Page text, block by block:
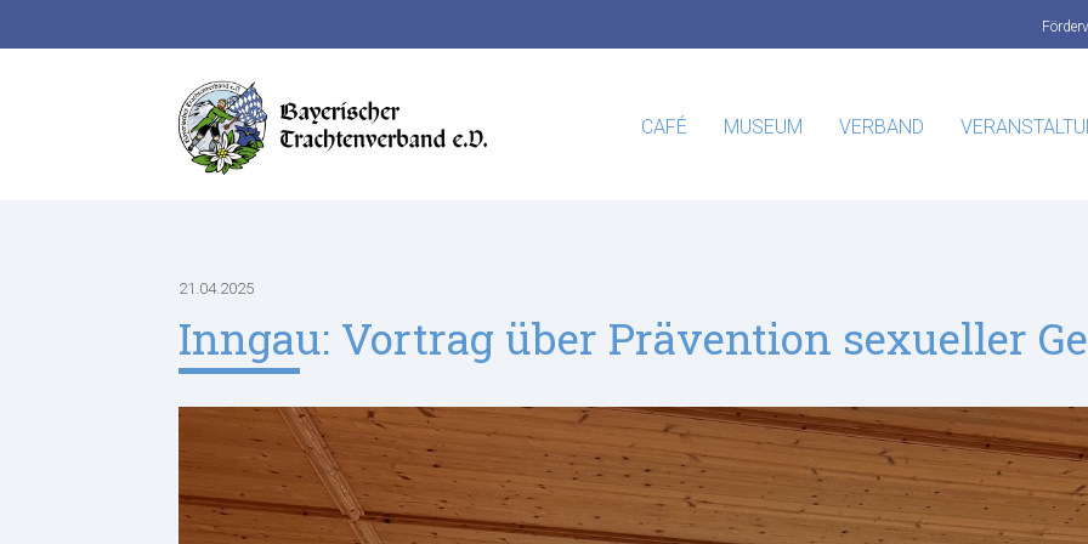
CAFÉ MUSEUM VERBAND
21.04.2025
Inngau: Vortrag über Prävention sexueller